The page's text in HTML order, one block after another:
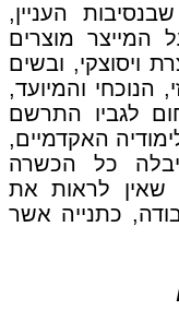
העניין,
המייצר מוצרים
ויסוצקי, ובשים
והמיועד,
לגביו התרשם
האקדמיים,
כל הכשרה
שאין לראות את
כתנייה אשר